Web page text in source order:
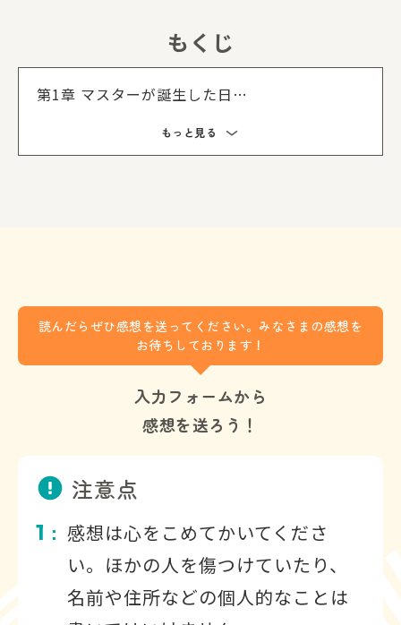
もくじ
第1章 マスターが誕生した日
第3章 マスターのクッキング
もっと見る
読んだらぜひ感想を送ってください。みなさまの感想を
お待ちしております！
入力フォームから
感想を送ろう！
注意点
1 ： 感想は心をこめてかいてくださ
い。ほかの人を傷つけていたり、
名前や住所などの個人的なことは